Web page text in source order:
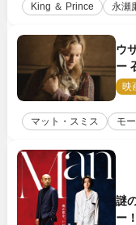
King ＆ Prince 永瀬
ウ
ー
映
マット・スミス モ
謎
ー